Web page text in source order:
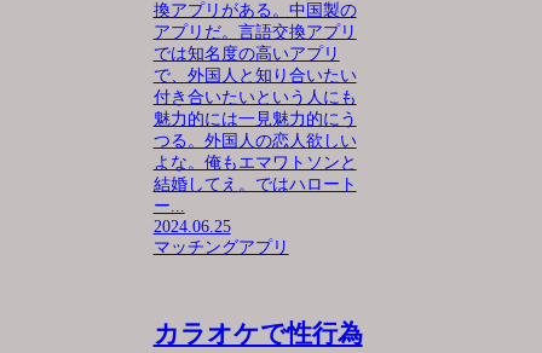
換アプリがある。中国製の
アプリだ。言語交換アプリ
では知名度の高いアプリ
で、外国人と知り合いたい
付き合いたいという人にも
魅力的には一見魅力的にう
つる。外国人の恋人欲しい
よな。俺もエマワトソンと
結婚してえ。ではハロート
ー...
2024.06.25
マッチングアプリ
カラオケで性行為